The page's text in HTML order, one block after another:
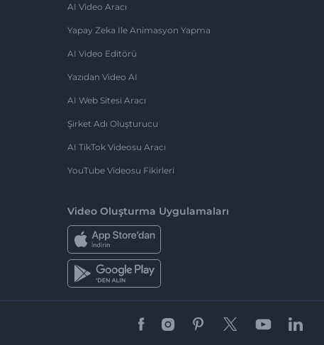
AI Video Aracı
Yapay Zeka Ile Animasyon Yapma
AI Video Editörü
Yazıdan Video AI
AI Web Sitesi Aracı
Şirket Adı Oluşturucu
AI TikTok Videosu Aracı
YouTube Videosu Fikirleri
Video Oluşturma Uygulamaları